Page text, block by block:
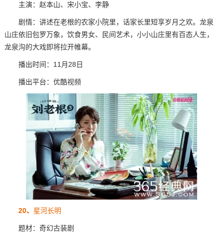
主演：赵本山、宋小宝、李静
剧情：讲述在老根的农家小院里，话家长里短享岁月之欢。龙泉
山庄依旧包罗万象，饮食男女、民间艺术，小小山庄里有百态人生，
龙泉沟的大戏即将拉开帷幕。
播出时间：11月28日
播出平台：优酷视频
20、 星河长明
题材：奇幻古装剧